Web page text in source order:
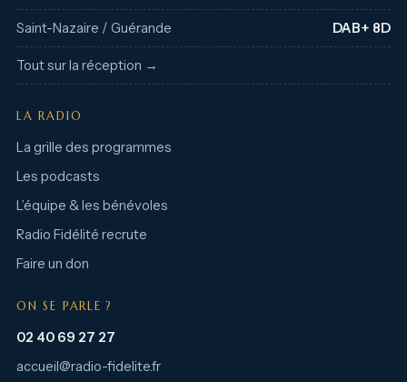
Saint-Nazaire / Guérande DAB+ 8D
Tout sur la réception →
LA RADIO
La grille des programmes
Les podcasts
L’équipe & les bénévoles
Radio Fidélité recrute
Faire un don
ON SE PARLE ?
02 40 69 27 27
accueil@radio-fidelite.fr